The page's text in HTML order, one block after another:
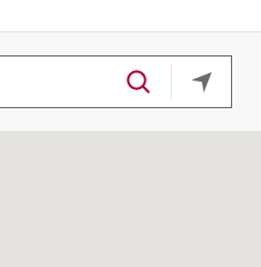
Vaša